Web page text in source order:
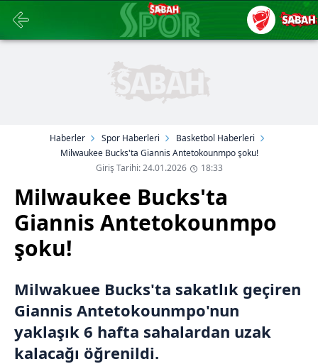
Haberler Spor Haberleri
Basketbol Haberleri
Milwaukee Bucks'ta Giannis Antetokounmpo şoku!
Giriş Tarihi: 24.01.2026
18:33
Milwaukee Bucks'ta
Giannis Antetokounmpo
şoku!
Milwakuee Bucks'ta sakatlık geçiren
Giannis Antetokounmpo'nun
yaklaşık 6 hafta sahalardan uzak
kalacağı öğrenildi.